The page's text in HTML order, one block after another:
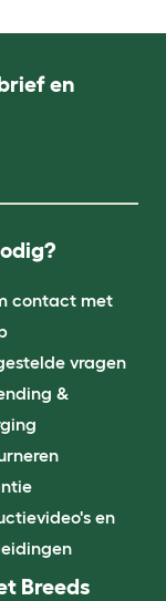
en
contact met
vragen
&
en
Breeds